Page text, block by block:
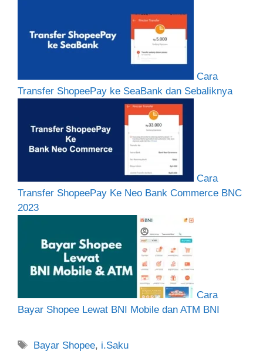
Cara
Transfer ShopeePay ke SeaBank dan Sebaliknya
Cara
Transfer ShopeePay Ke Neo Bank Commerce BNC
2023
Cara
Bayar Shopee Lewat BNI Mobile dan ATM BNI
Tag
Bayar Shopee, i.Saku